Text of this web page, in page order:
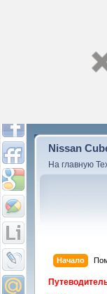
Nissan
На главную
Начало